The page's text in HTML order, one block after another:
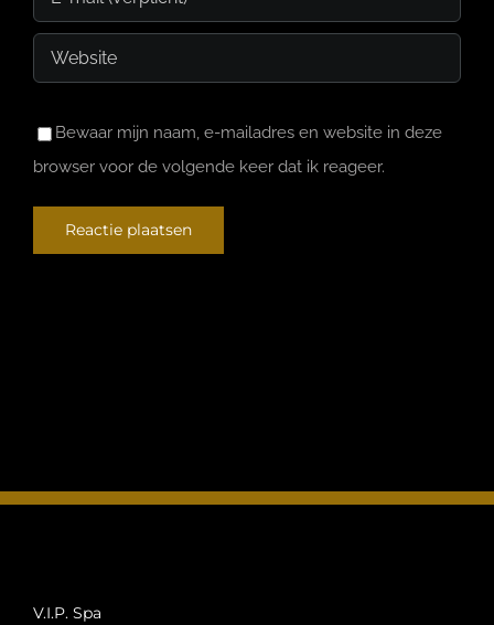
Bewaar mijn naam, e-mailadres en website in deze
browser voor de volgende keer dat ik reageer.
V.I.P. Spa